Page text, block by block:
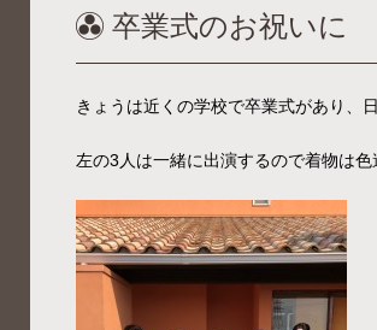
卒業式のお祝いに
きょうは近くの学校で卒業式があり、
左の3人は一緒に出演するので着物は